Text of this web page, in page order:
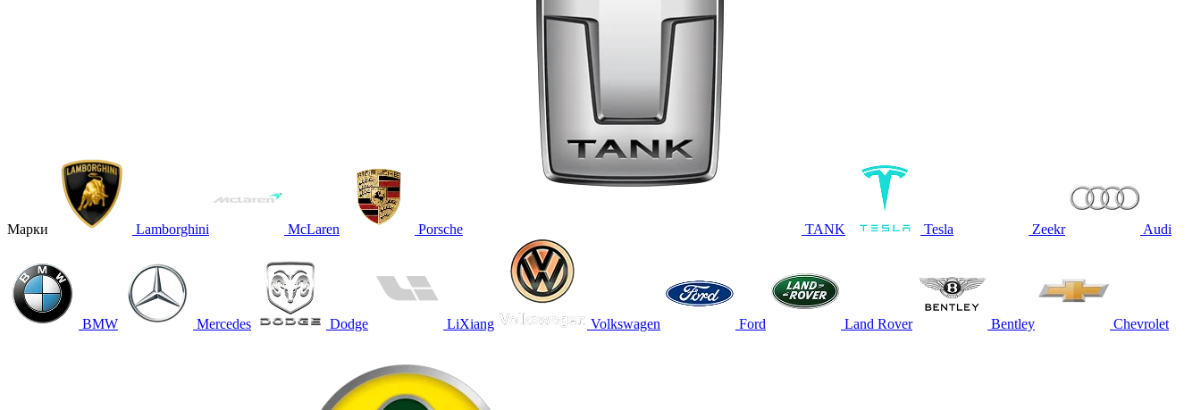
Марки Lamborghini McLaren Porsche TANK Tesla Zeekr Audi
BMW Mercedes Dodge LiXiang Volkswagen Ford Land Rover Bentley Chevrolet